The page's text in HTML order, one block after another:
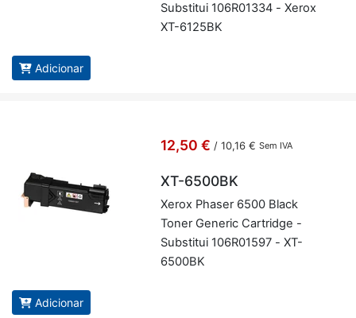
Subs­titui 106R01334 - Xerox
XT-6125BK
Adicionar
12,50 € / 10,16 € Sem IVA
XT-6500BK
Xerox Phaser 6500 Black
Toner Ge­neric Car­tridge -
Subs­titui 106R01597 - XT-
6500BK
Adicionar